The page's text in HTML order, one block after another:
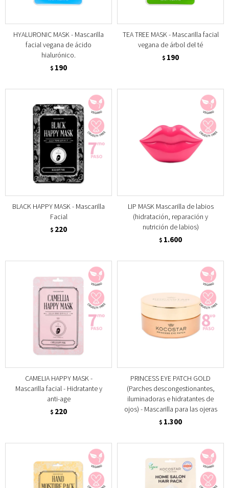
HYALURONIC MASK - Mascarilla
facial vegana de ácido
hialurónico.
$ 190
TEA TREE MASK - Mascarilla facial
vegana de árbol del té
$ 190
BLACK HAPPY MASK - Mascarilla
Facial
$ 220
LIP MASK Mascarilla de labios
(hidratación, reparación y
nutrición de labios)
$ 1.600
CAMELIA HAPPY MASK -
Mascarilla facial - Hidratante y
anti-age
$ 220
PRINCESS EYE PATCH GOLD
(Parches descongestionantes,
iluminadoras e hidratantes de
ojos) - Mascarilla para las ojeras
$ 1.300